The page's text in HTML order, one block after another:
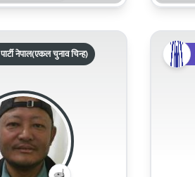
पार्टी नेपाल(एकल चुनाव चिन्ह)